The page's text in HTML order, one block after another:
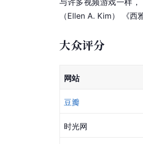
（Ellen A. Kim） 《西
大众评分
网站
豆瓣
时光网